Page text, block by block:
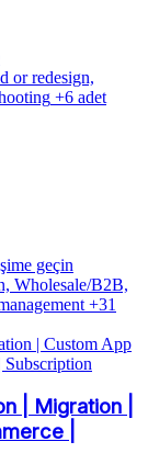
or redesign,
+6 adet
geçin
Wholesale/B2B,
+31
| Migration |
|